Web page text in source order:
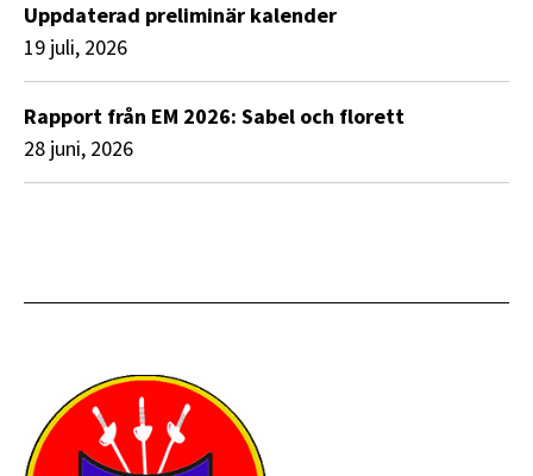
Uppdaterad preliminär kalender
19 juli, 2026
Rapport från EM 2026: Sabel och florett
28 juni, 2026